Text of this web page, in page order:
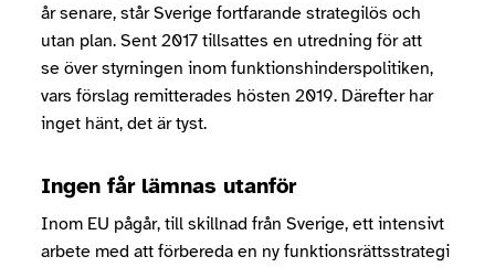
år senare, står Sverige fortfarande strategilös och
utan plan. Sent 2017 tillsattes en utredning för att
se över styrningen inom funktionshinderspolitiken,
vars förslag remitterades hösten 2019. Därefter har
inget hänt, det är tyst.
Ingen får lämnas utanför
Inom EU pågår, till skillnad från Sverige, ett intensivt
arbete med att förbereda en ny funktionsrättsstrategi